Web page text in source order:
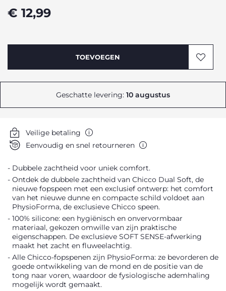
€ 12,99
TOEVOEGEN
Geschatte levering: 10 augustus
Veilige betaling
Eenvoudig en snel retourneren
Dubbele zachtheid voor uniek comfort.
Ontdek de dubbele zachtheid van Chicco Dual Soft, de
nieuwe fopspeen met een exclusief ontwerp: het comfort
van het nieuwe dunne en compacte schild voldoet aan
PhysioForma, de exclusieve Chicco speen.
100% silicone: een hygiënisch en onvervormbaar
materiaal, gekozen omwille van zijn praktische
eigenschappen. De exclusieve SOFT SENSE-afwerking
maakt het zacht en fluweelachtig.
Alle Chicco-fopspenen zijn PhysioForma: ze bevorderen de
goede ontwikkeling van de mond en de positie van de
tong naar voren, waardoor de fysiologische ademhaling
mogelijk wordt gemaakt.